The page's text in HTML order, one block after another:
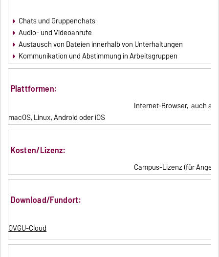
Chats und Gruppenchats
Audio- und Videoanrufe
Austausch von Dateien innerhalb von Unterhaltungen
Kommunikation und Abstimmung in Arbeitsgruppen
Plattformen:
Internet-Browser, auch
macOS, Linux, Android oder iOS
Kosten/Lizenz:
Campus-Lizenz (für
Download/Fundort:
OVGU-Cloud